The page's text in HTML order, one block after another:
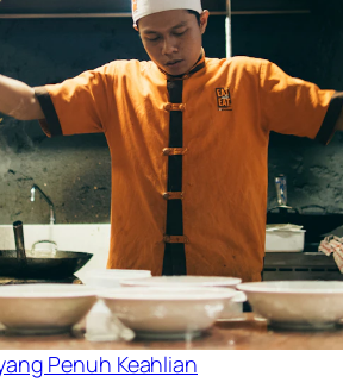
Penuh Keahlian